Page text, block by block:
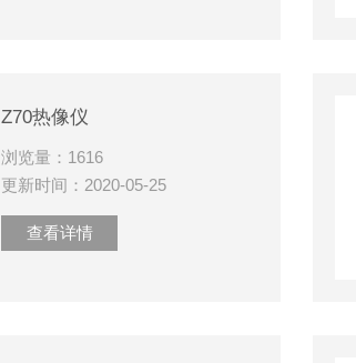
Z70热像仪
浏览量：1616
更新时间：2020-05-25
查看详情